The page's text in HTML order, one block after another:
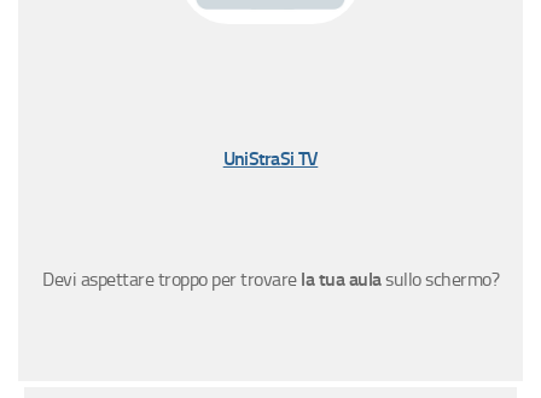
UniStraSi TV
Devi aspettare troppo per trovare la tua aulasullo schermo?